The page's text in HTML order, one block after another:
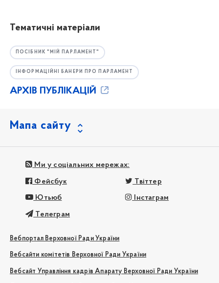
Тематичні матеріали
ПОСІБНИК "МІЙ ПАРЛАМЕНТ"
ІНФОРМАЦІЙНІ БАНЕРИ ПРО ПАРЛАМЕНТ
АРХІВ ПУБЛІКАЦІЙ
Мапа сайту
Ми у соціальних мережах:
Фейсбук Твіттер
Ютьюб Інстаграм
Телеграм
Вебпортал Верховної Ради України
Вебсайти комітетів Верховної Ради України
Вебсайт Управління кадрів Апарату Верховної Ради України